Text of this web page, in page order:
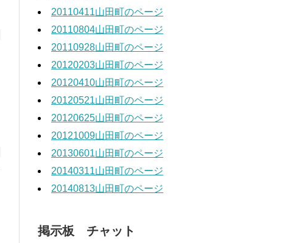
20110411山田町のページ
20110804山田町のページ
20110928山田町のページ
20120203山田町のページ
20120410山田町のページ
20120521山田町のページ
20120625山田町のページ
20121009山田町のページ
20130601山田町のページ
20140311山田町のページ
20140813山田町のページ
掲示板 チャット